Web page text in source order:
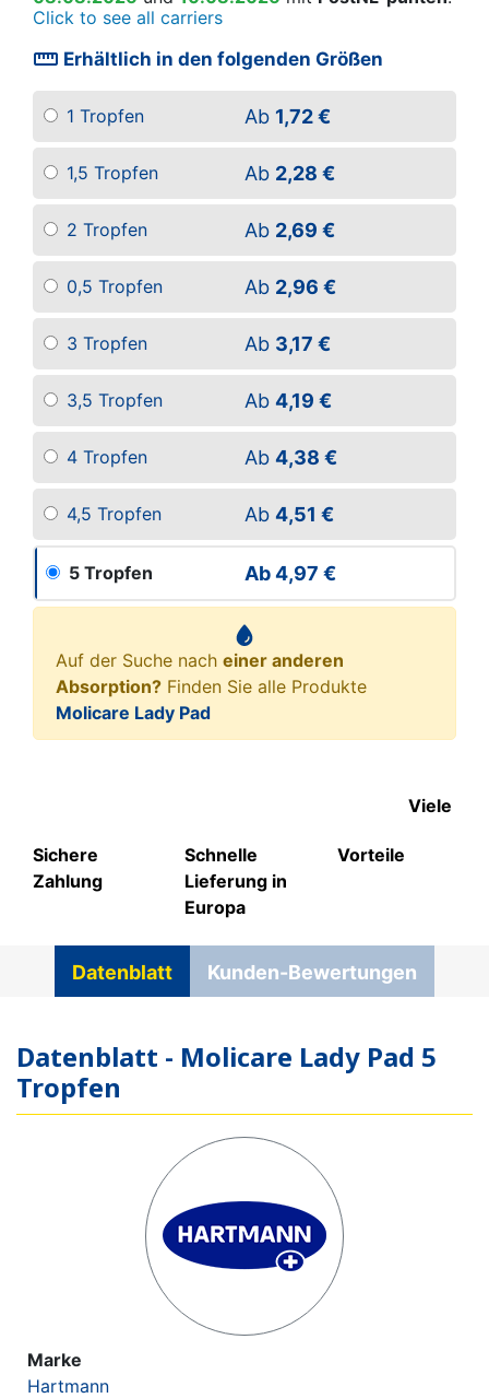
Click to see all carriers
straighten Erhältlich in den folgenden Größen
1 Tropfen Ab 1,72 €
1,5 Tropfen Ab 2,28 €
2 Tropfen Ab 2,69 €
0,5 Tropfen Ab 2,96 €
3 Tropfen Ab 3,17 €
3,5 Tropfen Ab 4,19 €
4 Tropfen Ab 4,38 €
4,5 Tropfen Ab 4,51 €
5 Tropfen Ab4,97 €
Auf der Suche nach einer anderen
Absorption? Finden Sie alle Produkte
Molicare Lady Pad
Sichere
Zahlung
Schnelle
Lieferung in
Europa
Viele
Vorteile
Datenblatt Kunden-Bewertungen
Datenblatt - Molicare Lady Pad 5
Tropfen
Marke
Hartmann